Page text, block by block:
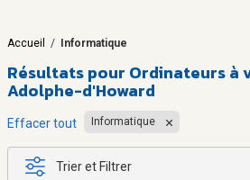
Accueil / Informatique
Résultats pour Ordinateurs à
Adolphe-d'Howard
Effacer tout Informatique
Trier et Filtrer